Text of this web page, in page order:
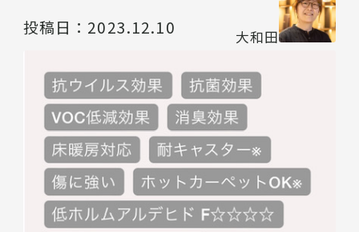
投稿日： 2023.12.10 大和田